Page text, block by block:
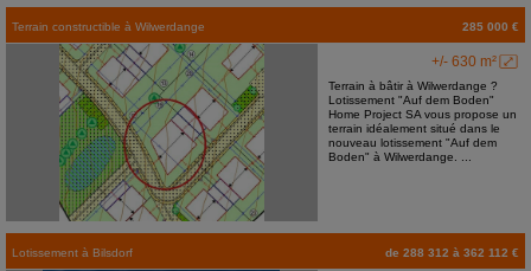
Terrain constructible à Wilwerdange 285 000 €
+/- 630 m²
Terrain à bâtir à Wilwerdange ?
Lotissement "Auf dem Boden"
Home Project SA vous propose un
terrain idéalement situé dans le
nouveau lotissement "Auf dem
Boden" à Wilwerdange. ...
Lotissement à Bilsdorf de 288 312 à 362 112 €